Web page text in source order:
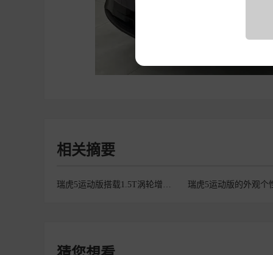
相关摘要
瑞虎5运动版搭载1.5T涡轮增压发动机 瑞虎5运动版的外观个